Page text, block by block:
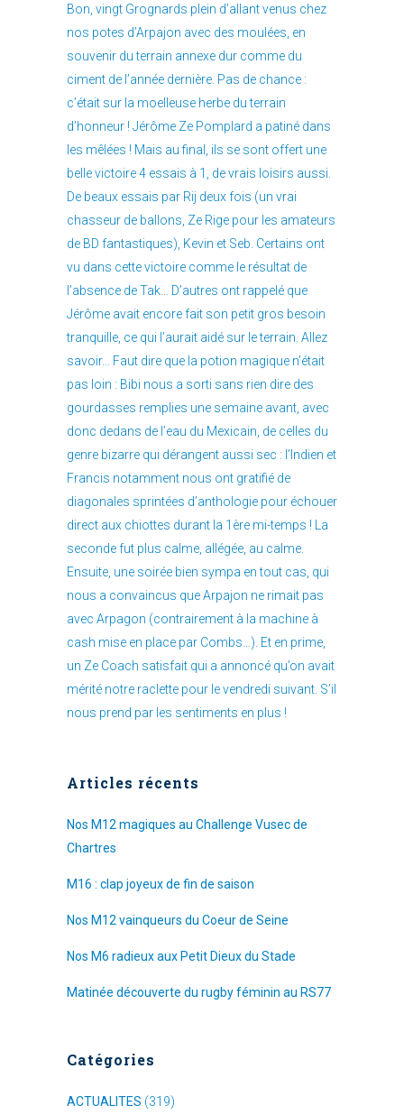
Bon, vingt Grognards plein d’allant venus chez
nos potes d’Arpajon avec des moulées, en
souvenir du terrain annexe dur comme du
ciment de l’année dernière. Pas de chance :
c’était sur la moelleuse herbe du terrain
d’honneur ! Jérôme Ze Pomplard a patiné dans
les mêlées ! Mais au final, ils se sont offert une
belle victoire 4 essais à 1, de vrais loisirs aussi.
De beaux essais par Rij deux fois (un vrai
chasseur de ballons, Ze Rige pour les amateurs
de BD fantastiques), Kevin et Seb. Certains ont
vu dans cette victoire comme le résultat de
l’absence de Tak… D’autres ont rappelé que
Jérôme avait encore fait son petit gros besoin
tranquille, ce qui l’aurait aidé sur le terrain. Allez
savoir… Faut dire que la potion magique n’était
pas loin : Bibi nous a sorti sans rien dire des
gourdasses remplies une semaine avant, avec
donc dedans de l’eau du Mexicain, de celles du
genre bizarre qui dérangent aussi sec : l’Indien et
Francis notamment nous ont gratifié de
diagonales sprintées d’anthologie pour échouer
direct aux chiottes durant la 1ère mi-temps ! La
seconde fut plus calme, allégée, au calme.
Ensuite, une soirée bien sympa en tout cas, qui
nous a convaincus que Arpajon ne rimait pas
avec Arpagon (contrairement à la machine à
cash mise en place par Combs…). Et en prime,
un Ze Coach satisfait qui a annoncé qu’on avait
mérité notre raclette pour le vendredi suivant. S’il
nous prend par les sentiments en plus !
Articles récents
Nos M12 magiques au Challenge Vusec de
Chartres
M16 : clap joyeux de fin de saison
Nos M12 vainqueurs du Coeur de Seine
Nos M6 radieux aux Petit Dieux du Stade
Matinée découverte du rugby féminin au RS77
Catégories
ACTUALITES (319)